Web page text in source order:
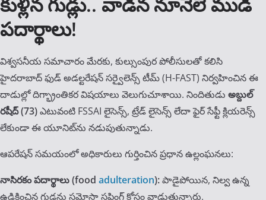
పదార్థాలు!
విశ్వసనీయ సమాచారం మేరకు, కుల్సుంపుర పోలీసులతో కలిసి
హైదరాబాద్ ఫుడ్ అడల్టరేషన్ సర్వైలెన్స్ టీమ్ (H-FAST) నిర్వహించిన ఈ
దాడుల్లో దిగ్భ్రాంతికర విషయాలు వెలుగుచూశాయి. నిందితుడు అబ్దుల్
రషీద్ (73)ఎటువంటి FSSAI లైసెన్స్, ట్రేడ్ లైసెన్స్ లేదా ఫైర్ సేఫ్టీ క్లియరెన్స్
లేకుండా ఈ యూనిట్‌ను నడుపుతున్నాడు.
ఆపరేషన్ సమయంలో అధికారులు గుర్తించిన ప్రధాన ఉల్లంఘనలు:
నాసిరకం పదార్థాలు (food adulteration):పాడైపోయిన, నిల్వ ఉన్న
ఉడికించిన గుడ్లను సమోసా స్టఫింగ్ కోసం వాడుతున్నారు.